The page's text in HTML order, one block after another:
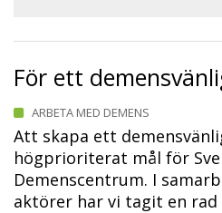
För ett
ARBETA MED DEMENS
Att skapa ett
högprioriterat mål för
Demenscentrum. I
aktörer har vi tagit en